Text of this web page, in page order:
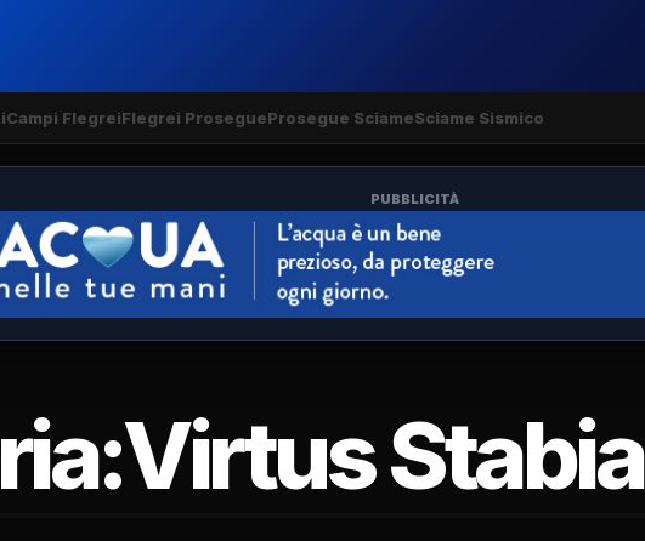
Campi FlegreiFlegrei ProsegueProsegue SciameSciame Sismico
PUBBLICITÀ
Virtus Stabia